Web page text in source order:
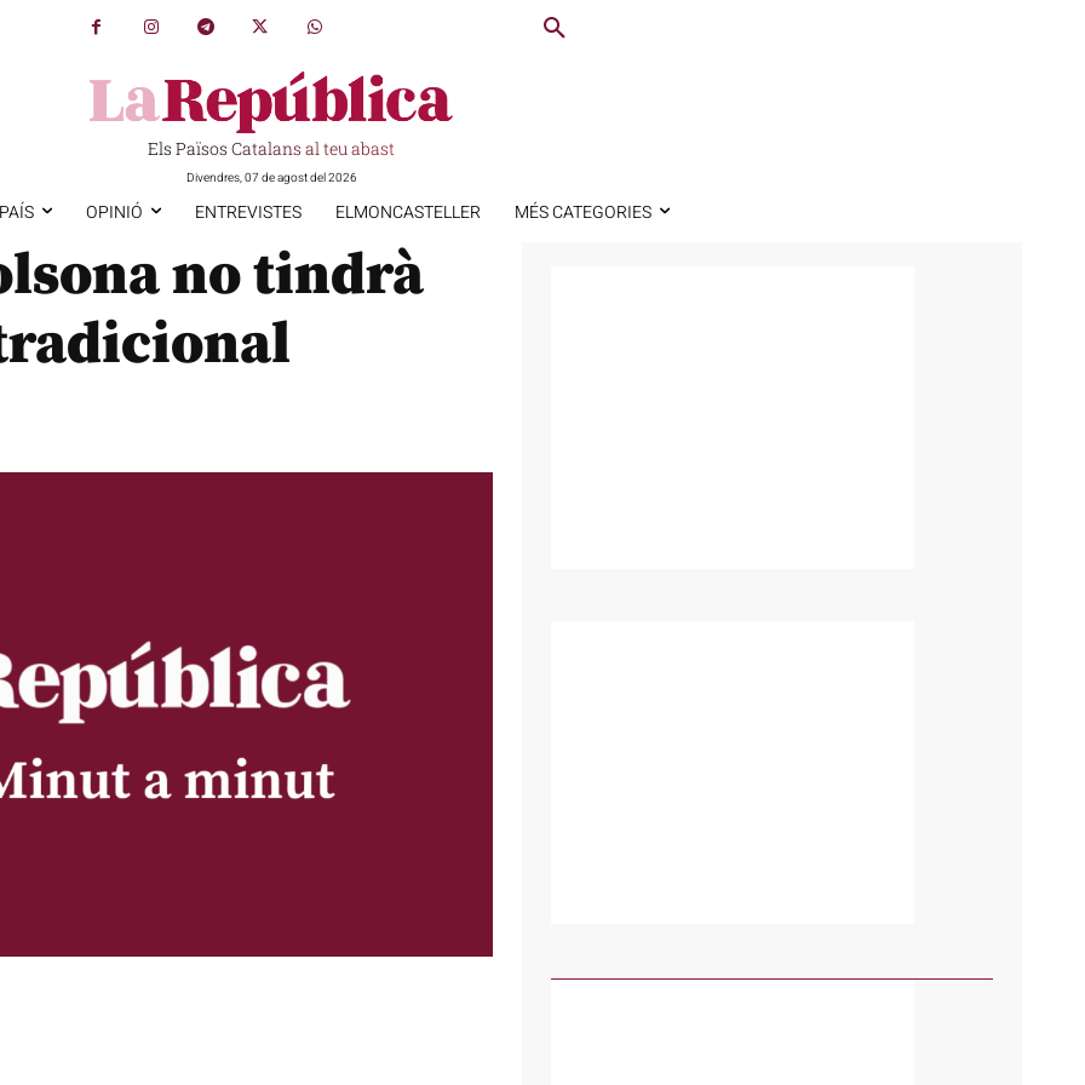
Els Països Catalans al teu abast
Divendres, 07 de agost del 2026
OPINIÓ ENTREVISTES ELMONCASTELLER MÉS CATEGORIES
no tindrà